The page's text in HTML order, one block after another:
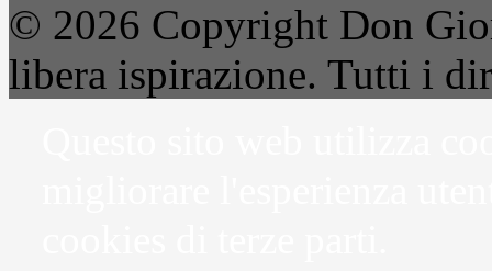
© 2026 Copyright Don
libera ispirazione. Tutti i